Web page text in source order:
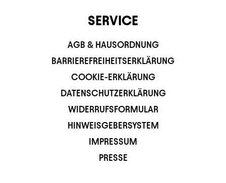
SERVICE
AGB & HAUSORDNUNG
BARRIEREFREIHEITSERKLÄRUNG
COOKIE-ERKLÄRUNG
DATENSCHUTZERKLÄRUNG
WIDERRUFSFORMULAR
HINWEISGEBERSYSTEM
IMPRESSUM
PRESSE